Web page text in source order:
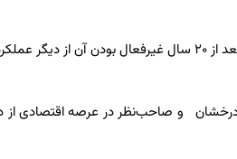
فعال‌سازی کمیته تشکیل و راه اندازی تعاون آموزشگاهی در مدارس و آموزشگاه استان بعد از
و صاحب‌نظر در عرصه اقتصادی از